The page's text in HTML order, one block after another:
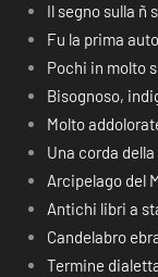
Il segno sulla ñ
Fu la prima
Pochi in molto
Bisognoso,
Molto
Una corda
Arcipelago del
Antichi libri a
Candelabro
Termine